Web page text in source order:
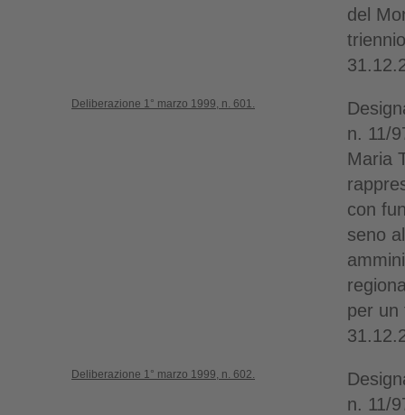
del
Deliberazione 1° marzo 1999, n. 601.
n. 11/
Maria
con
seno
per un
Deliberazione 1° marzo 1999, n. 602.
n. 11/